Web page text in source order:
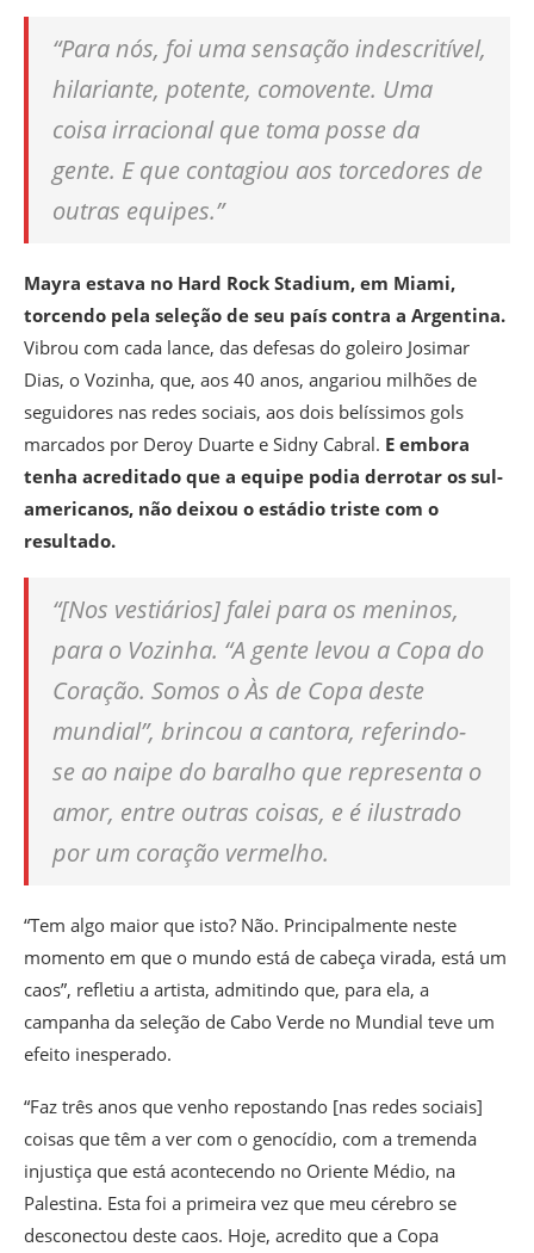
“Para nós, foi uma sensação indescritível,
hilariante, potente, comovente. Uma
coisa irracional que toma posse da
gente. E que contagiou aos torcedores de
outras equipes.”
Mayra estava no Hard Rock Stadium, em Miami,
torcendo pela seleção de seu país contra a Argentina.
Vibrou com cada lance, das defesas do goleiro Josimar
Dias, o Vozinha, que, aos 40 anos, angariou milhões de
seguidores nas redes sociais, aos dois belíssimos gols
marcados por Deroy Duarte e Sidny Cabral. E embora
tenha acreditado que a equipe podia derrotar os sul-
americanos, não deixou o estádio triste com o
resultado.
“[Nos vestiários] falei para os meninos,
para o Vozinha. “A gente levou a Copa do
Coração. Somos o Às de Copa deste
mundial”, brincou a cantora, referindo-
se ao naipe do baralho que representa o
amor, entre outras coisas, e é ilustrado
por um coração vermelho.
“Tem algo maior que isto? Não. Principalmente neste
momento em que o mundo está de cabeça virada, está um
caos”, refletiu a artista, admitindo que, para ela, a
campanha da seleção de Cabo Verde no Mundial teve um
efeito inesperado.
“Faz três anos que venho repostando [nas redes sociais]
coisas que têm a ver com o genocídio, com a tremenda
injustiça que está acontecendo no Oriente Médio, na
Palestina. Esta foi a primeira vez que meu cérebro se
desconectou deste caos. Hoje, acredito que a Copa